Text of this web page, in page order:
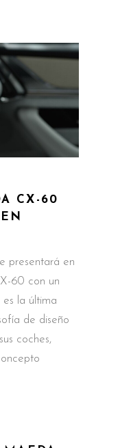
CX-60
presentará en
60 con un
la última
de diseño
coches,